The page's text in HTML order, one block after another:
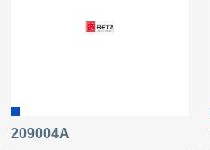
209004A